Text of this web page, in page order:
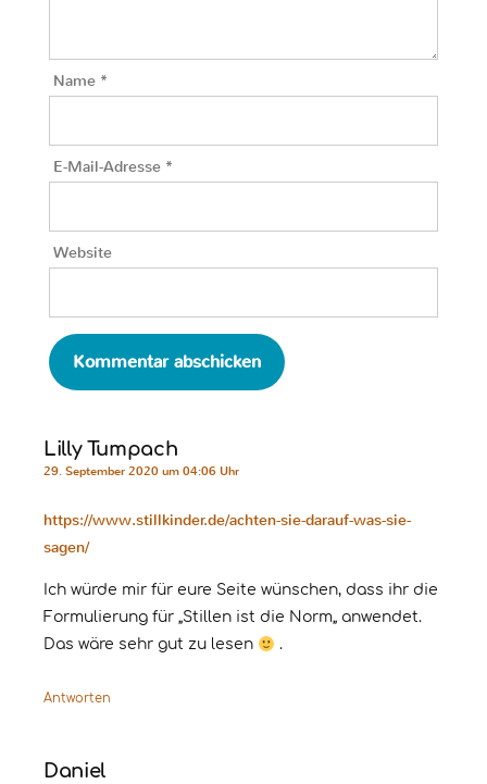
Name *
E-Mail-Adresse *
Website
Lilly Tumpach
29. September 2020 um 04:06 Uhr
https://www.stillkinder.de/achten-sie-darauf-was-sie-
sagen/
Ich würde mir für eure Seite wünschen, dass ihr die
Formulierung für „Stillen ist die Norm„ anwendet.
Das wäre sehr gut zu lesen
.
Antworten
Daniel